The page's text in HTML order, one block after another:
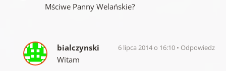
Mściwe Panny Welańskie?
bialczynski 6 lipca 2014 o 16:10 Odpowiedz
Witam